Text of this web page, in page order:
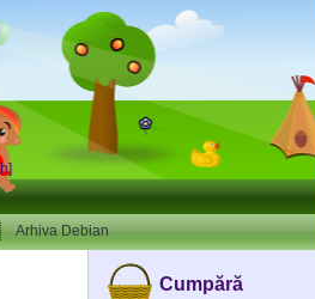
Arhiva Debian
Cumpără